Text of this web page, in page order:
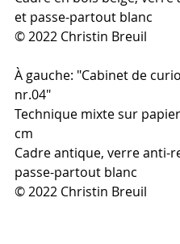
et passe-partout blanc
© 2022 Christin Breuil
À gauche: "Cabinet de
nr.04"
Technique mixte sur
cm
Cadre antique, verre anti-
passe-partout blanc
© 2022 Christin Breuil